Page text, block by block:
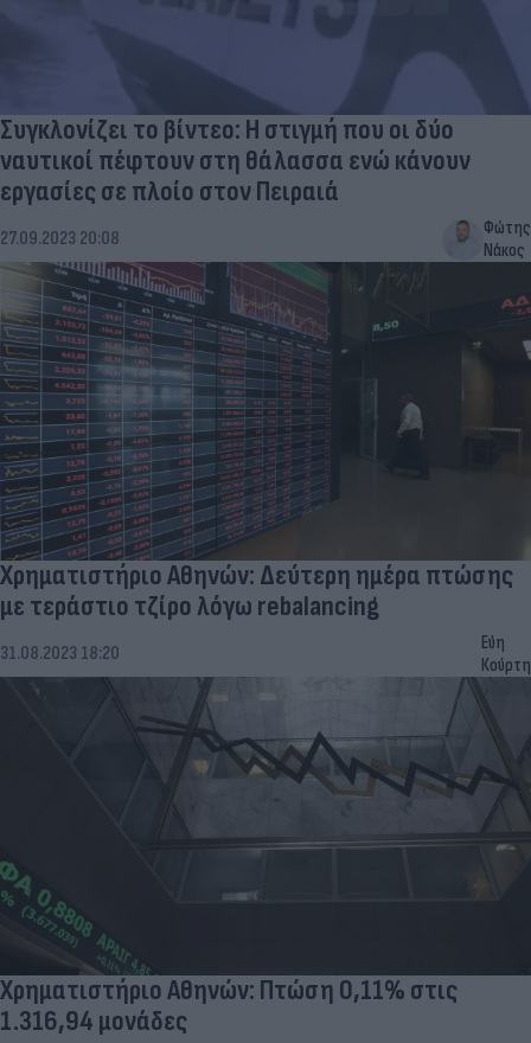
Συγκλονίζει το βίντεο: Η στιγμή που οι δύο
ναυτικοί πέφτουν στη θάλασσα ενώ κάνουν
εργασίες σε πλοίο στον Πειραιά
27.09.2023 20:08
Φώτης
Νάκος
Χρηματιστήριο Αθηνών: Δεύτερη ημέρα πτώσης
με τεράστιο τζίρο λόγω rebalancing
31.08.2023 18:20
Εύη
Κούρτη
Χρηματιστήριο Αθηνών: Πτώση 0,11% στις
1.316,94 μονάδες